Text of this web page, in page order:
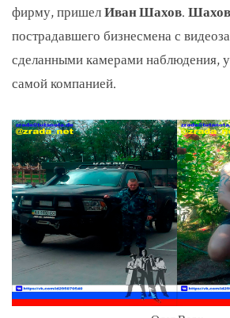
фирму, пришелИван Шахов. Шахов
пострадавшего бизнесмена с
сделанными камерами наблюдения,
самой компанией.